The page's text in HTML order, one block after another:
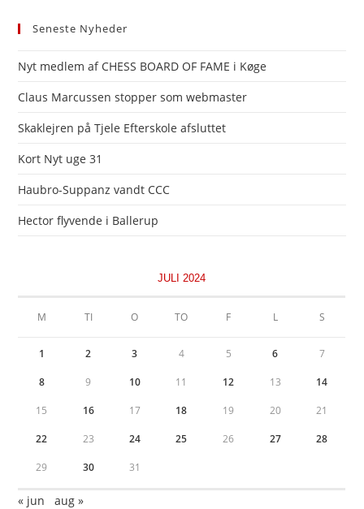
Seneste Nyheder
Nyt medlem af CHESS BOARD OF FAME i Køge
Claus Marcussen stopper som webmaster
Skaklejren på Tjele Efterskole afsluttet
Kort Nyt uge 31
Haubro-Suppanz vandt CCC
Hector flyvende i Ballerup
JULI 2024
M TI O TO F L S
1 2 3 4 5 6 7
8 9 10 11 12 13 14
15 16 17 18 19 20 21
22 23 24 25 26 27 28
29 30 31
« jun aug »